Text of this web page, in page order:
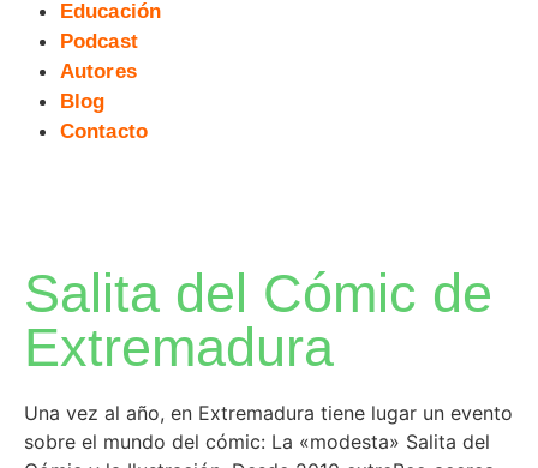
Educación
Podcast
Autores
Blog
Contacto
Salita del Cómic de
Extremadura
Una vez al año, en Extremadura tiene lugar un evento
sobre el mundo del cómic: La «modesta» Salita del